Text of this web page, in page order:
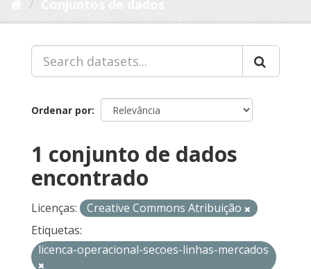
Ordenar por
1 conjunto de dados
encontrado
Licenças:
Creative Commons Atribuição
Etiquetas:
licenca-operacional-secoes-linhas-mercados